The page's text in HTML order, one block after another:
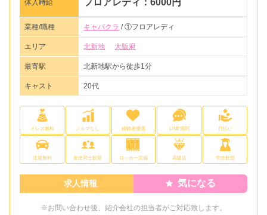
体入時給
業種/職種 キャバクラ / ①フロアレディ
エリア 北新地 大阪府
最寄駅 北新地駅から徒歩1分
キャスト 20代
ドレス無料 ノルマなし 経験者優遇 LINE質問 日払い
送迎無料 友達同士歓迎 ロッカー完備 高級店 学生歓迎
求人情報 気になる
※お問い合わせ後、紹介会社の担当者がご対応致します。